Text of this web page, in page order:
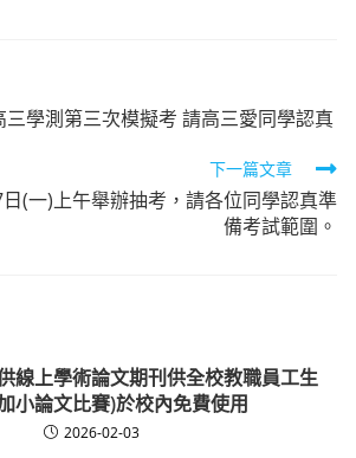
學測第三次模擬考 請高三愛同學認真
下一篇文章
(一)上午舉辦抽考，請各位同學認真準
備考試範圍。
線上學術論文期刊供全校教職員工生
小論文比賽)於校內免費使用
2026-02-03